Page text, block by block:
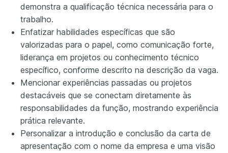
demonstra a qualificação técnica necessária para o
trabalho.
Enfatizar habilidades específicas que são
valorizadas para o papel, como comunicação forte,
liderança em projetos ou conhecimento técnico
específico, conforme descrito na descrição da vaga.
Mencionar experiências passadas ou projetos
destacáveis que se conectam diretamente às
responsabilidades da função, mostrando experiência
prática relevante.
Personalizar a introdução e conclusão da carta de
apresentação com o nome da empresa e uma visão